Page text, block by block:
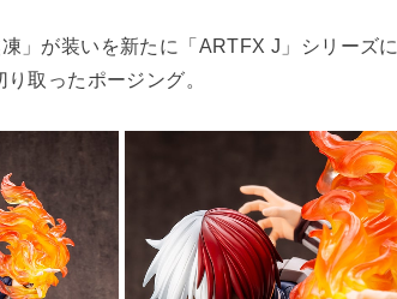
」が装いを新たに「ARTFX J」シリーズに
取ったポージング。